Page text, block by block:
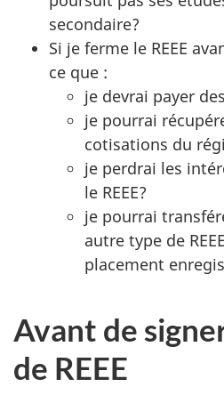
secondaire?
Si je ferme le REEE
ce que :
je devrai payer
je pourrai
cotisations du
je perdrai les
le REEE?
je pourrai
autre type de
placement
Avant de
de REEE